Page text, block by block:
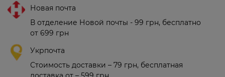
Новая почта
В отделение Новой почты - 99 грн, бесплатно
от 699 грн
Укрпочта
Стоимость доставки – 79 грн, бесплатная